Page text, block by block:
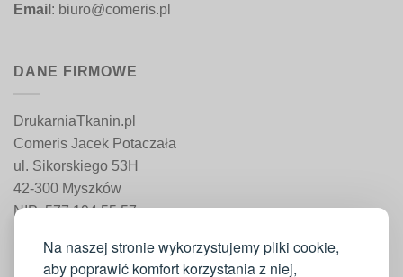
Na naszej stronie wykorzystujemy pliki cookie,
aby poprawić komfort korzystania z niej,
Email : biuro@comeris.pl
DANE FIRMOWE
DrukarniaTkanin.pl
Comeris Jacek Potaczała
ul. Sikorskiego 53H
42-300 Myszków
NIP: 577 194 55 57